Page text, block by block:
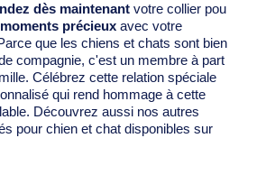
dès maintenantvotre collier pou
précieuxavec votre
que les chiens et chats sont bien
compagnie, c'est un membre à part
Célébrez cette relation spéciale
qui rend hommage à cette
Découvrez aussi nos autres
pour chien et chat disponibles sur